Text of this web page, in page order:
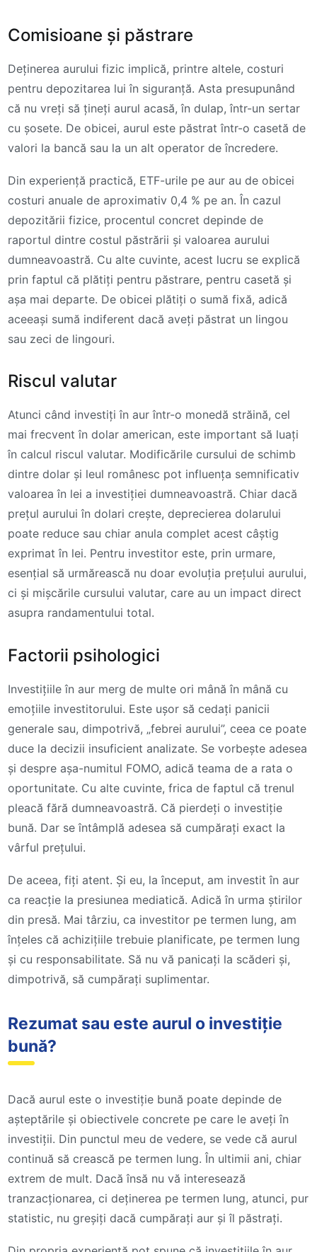
Comisioane și păstrare
Deținerea aurului fizic implică, printre altele, costuri
pentru depozitarea lui în siguranță. Asta presupunând
că nu vreți să țineți aurul acasă, în dulap, într-un sertar
cu șosete. De obicei, aurul este păstrat într-o casetă de
valori la bancă sau la un alt operator de încredere.
Din experiență practică, ETF-urile pe aur au de obicei
costuri anuale de aproximativ 0,4 % pe an. În cazul
depozitării fizice, procentul concret depinde de
raportul dintre costul păstrării și valoarea aurului
dumneavoastră. Cu alte cuvinte, acest lucru se explică
prin faptul că plătiți pentru păstrare, pentru casetă și
așa mai departe. De obicei plătiți o sumă fixă, adică
aceeași sumă indiferent dacă aveți păstrat un lingou
sau zeci de lingouri.
Riscul valutar
Atunci când investiți în aur într-o monedă străină, cel
mai frecvent în dolar american, este important să luați
în calcul riscul valutar. Modificările cursului de schimb
dintre dolar și leul românesc pot influența semnificativ
valoarea în lei a investiției dumneavoastră. Chiar dacă
prețul aurului în dolari crește, deprecierea dolarului
poate reduce sau chiar anula complet acest câștig
exprimat în lei. Pentru investitor este, prin urmare,
esențial să urmărească nu doar evoluția prețului aurului,
ci și mișcările cursului valutar, care au un impact direct
asupra randamentului total.
Factorii psihologici
Investițiile în aur merg de multe ori mână în mână cu
emoțiile investitorului. Este ușor să cedați panicii
generale sau, dimpotrivă, „febrei aurului”, ceea ce poate
duce la decizii insuficient analizate. Se vorbește adesea
și despre așa-numitul FOMO, adică teama de a rata o
oportunitate. Cu alte cuvinte, frica de faptul că trenul
pleacă fără dumneavoastră. Că pierdeți o investiție
bună. Dar se întâmplă adesea să cumpărați exact la
vârful prețului.
De aceea, fiți atent. Și eu, la început, am investit în aur
ca reacție la presiunea mediatică. Adică în urma știrilor
din presă. Mai târziu, ca investitor pe termen lung, am
înțeles că achizițiile trebuie planificate, pe termen lung
și cu responsabilitate. Să nu vă panicați la scăderi și,
dimpotrivă, să cumpărați suplimentar.
Rezumat sau este aurul o investiție
bună?
Dacă aurul este o investiție bună poate depinde de
așteptările și obiectivele concrete pe care le aveți în
investiții. Din punctul meu de vedere, se vede că aurul
continuă să crească pe termen lung. În ultimii ani, chiar
extrem de mult. Dacă însă nu vă interesează
tranzacționarea, ci deținerea pe termen lung, atunci, pur
statistic, nu greșiți dacă cumpărați aur și îl păstrați.